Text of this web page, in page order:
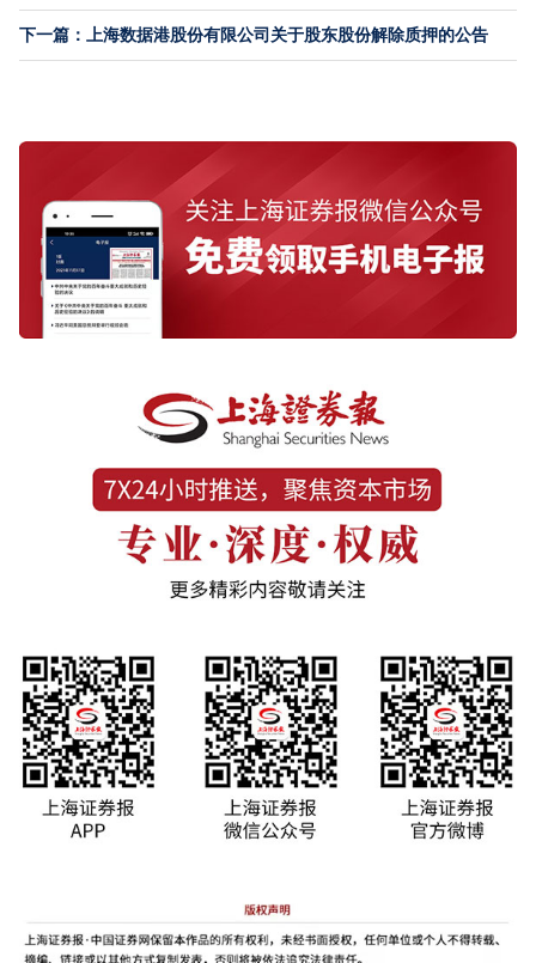
下一篇：上海数据港股份有限公司关于股东股份解除质押的公告